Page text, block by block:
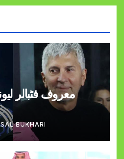
معروف فٹبالر
BUKHARI